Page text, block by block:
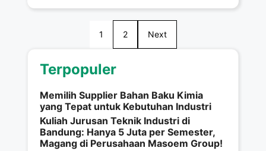
1 2 Next
Terpopuler
Memilih Supplier Bahan Baku Kimia
yang Tepat untuk Kebutuhan Industri
Kuliah Jurusan Teknik Industri di
Bandung: Hanya 5 Juta per Semester,
Magang di Perusahaan Masoem Group!